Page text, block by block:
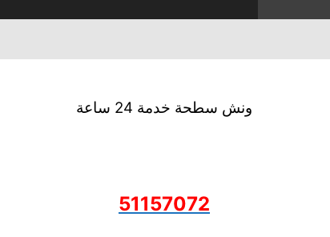
ونش سطحة خدمة 24 ساعة
51157072